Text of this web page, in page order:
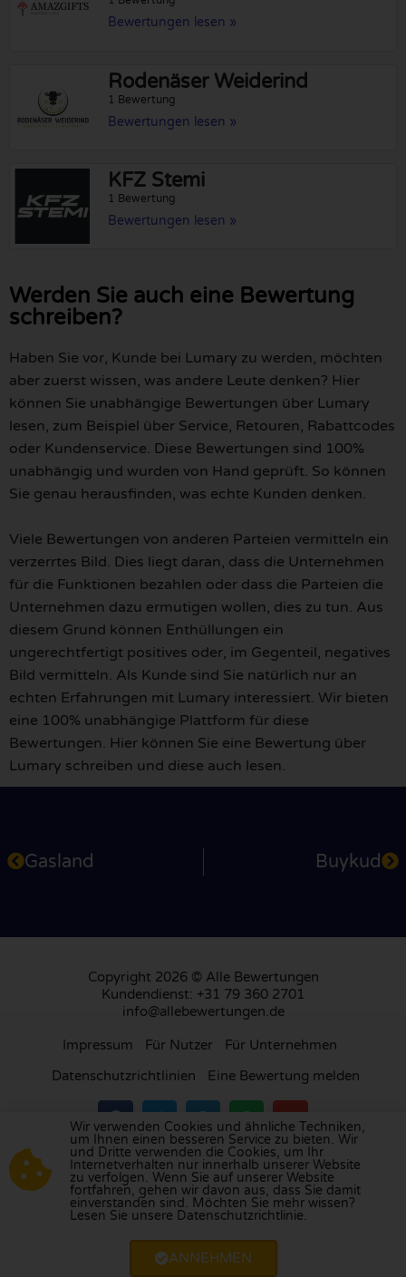
Bewertungen lesen »
Rodenäser Weiderind
1 Bewertung
Bewertungen lesen »
KFZ Stemi
1 Bewertung
Bewertungen lesen »
Werden Sie auch eine Bewertung
schreiben?
Haben Sie vor, Kunde bei Lumary zu werden, möchten
aber zuerst wissen, was andere Leute denken? Hier
können Sie unabhängige Bewertungen über Lumary
lesen, zum Beispiel über Service, Retouren, Rabattcodes
oder Kundenservice. Diese Bewertungen sind 100%
unabhängig und wurden von Hand geprüft. So können
Sie genau herausfinden, was echte Kunden denken.
Viele Bewertungen von anderen Parteien vermitteln ein
verzerrtes Bild. Dies liegt daran, dass die Unternehmen
für die Funktionen bezahlen oder dass die Parteien die
Unternehmen dazu ermutigen wollen, dies zu tun. Aus
diesem Grund können Enthüllungen ein
ungerechtfertigt positives oder, im Gegenteil, negatives
Bild vermitteln. Als Kunde sind Sie natürlich nur an
echten Erfahrungen mit Lumary interessiert. Wir bieten
eine 100% unabhängige Plattform für diese
Bewertungen. Hier können Sie eine Bewertung über
Lumary schreiben und diese auch lesen.
Gasland Buykud
Copyright 2026 © Alle Bewertungen
Kundendienst: +31 79 360 2701
info@allebewertungen.de
Impressum Für Nutzer
Für Unternehmen
Datenschutzrichtlinien
Eine Bewertung melden
Besuchen Sie unsere Bewertungsplattform in
Großbritannien,Frankreich, denNiederlanden
Belgien,Spanien, Italien,Portugal, Polen,
Dänemark , FinnlandundSchweden.
Wir verwenden Cookies und ähnliche Techniken,
um Ihnen einen besseren Service zu bieten. Wir
und Dritte verwenden die Cookies, um Ihr
Internetverhalten nur innerhalb unserer Website
zu verfolgen. Wenn Sie auf unserer Website
fortfahren, gehen wir davon aus, dass Sie damit
einverstanden sind. Möchten Sie mehr wissen?
Lesen Sie unsere Datenschutzrichtlinie.
ANNEHMEN